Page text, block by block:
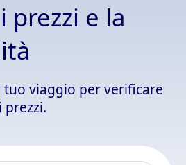
prezzi e la
tuo viaggio per verificare
prezzi.